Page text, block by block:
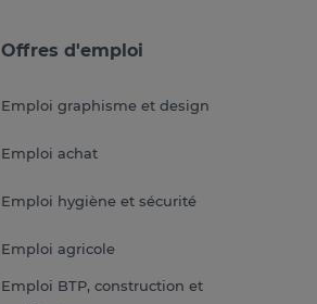
Offres d'emploi
Emploi graphisme et design
Emploi achat
Emploi hygiène et sécurité
Emploi agricole
Emploi BTP, construction et